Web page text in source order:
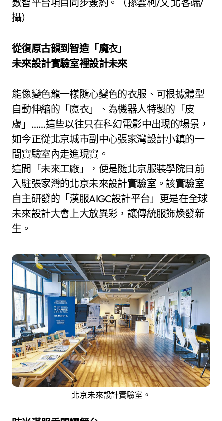
數智平台項目同步簽約。（孫雲柯/文 北客端/
攝）
從復原古韻到智造「魔衣」
未來設計實驗室裡設計未來
能像變色龍一樣隨心變色的衣服、可根據體型
自動伸縮的「魔衣」、為機器人特製的「皮
膚」……這些以往只在科幻電影中出現的場景，
如今正從北京城市副中心張家灣設計小鎮的一
間實驗室內走進現實。
這間「未來工廠」，便是隨北京服裝學院日前
入駐張家灣的北京未來設計實驗室。該實驗室
自主研發的「漢服AIGC設計平台」更是在全球
未來設計大會上大放異彩，讓傳統服飾煥發新
生。
北京未來設計實驗室。